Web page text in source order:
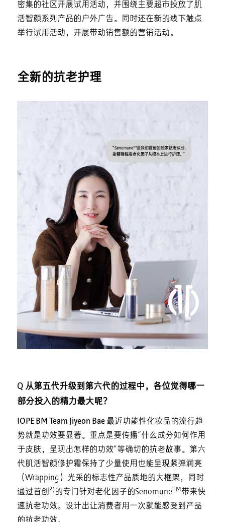
密集的社区开展试用活动，并围绕主要超市投放了肌
活智颜系列产品的户外广告。同时还在新的线下触点
举行试用活动，开展带动销售额的营销活动。
全新的抗老护理
Q 从第五代升级到第六代的过程中，各位觉得哪一
部分投入的精力最大呢？
IOPE BM Team Jiyeon Bae最近功能性化妆品的流行趋
势就是功效要显著。重点是要传播“什么成分如何作用
于皮肤，呈现出怎样的功效”等确切的抗老故事。第六
代肌活智颜修护霜保持了少量使用也能呈现紧弹润亮
（Wrapping）光采的标志性产品质地的大框架，同时
通过首创 2)的专门针对老化因子的SenomuneTM 带来快
速抗老功效。设计出让消费者用一次就能感受到产品